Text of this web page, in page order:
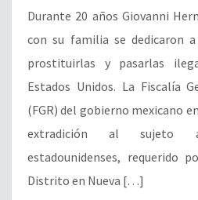
Durante 20 años Giovanni
con su familia se dedicaron
prostituirlas y pasarlas
Estados Unidos. La Fiscalía
(FGR) del gobierno mexicano
extradición al sujeto
estadounidenses, requerido
Distrito en Nueva […]